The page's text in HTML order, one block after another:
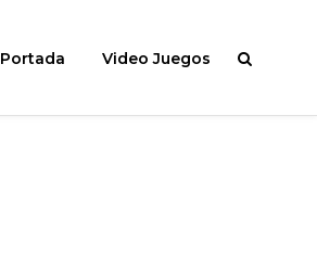
Portada Video Juegos